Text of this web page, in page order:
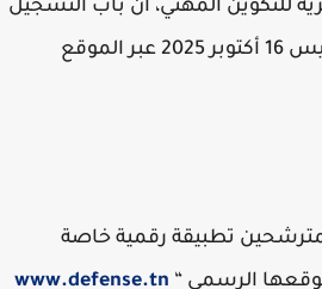
للتكوين المهني، أن باب التسجيل
عن بعد ينطلق يوم الخميس 16 أكتوبر 2025 عبر الموقع
تطبيقة رقمية خاصة
الرسمي “www.defense.tn